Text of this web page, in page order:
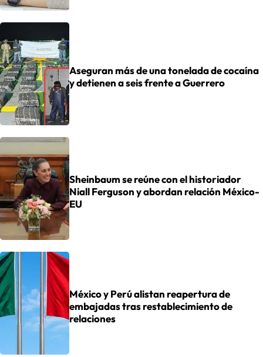
Aseguran más de una tonelada de cocaína
y detienen a seis frente a Guerrero
Sheinbaum se reúne con el historiador
Niall Ferguson y abordan relación México-
EU
México y Perú alistan reapertura de
embajadas tras restablecimiento de
relaciones